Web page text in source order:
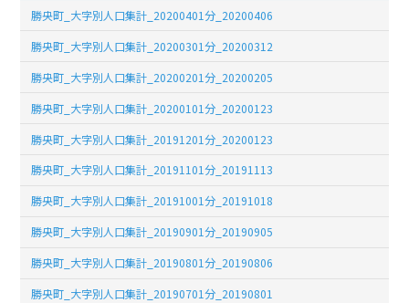
勝央町_大字別人口集計_20200401分_20200406
勝央町_大字別人口集計_20200301分_20200312
勝央町_大字別人口集計_20200201分_20200205
勝央町_大字別人口集計_20200101分_20200123
勝央町_大字別人口集計_20191201分_20200123
勝央町_大字別人口集計_20191101分_20191113
勝央町_大字別人口集計_20191001分_20191018
勝央町_大字別人口集計_20190901分_20190905
勝央町_大字別人口集計_20190801分_20190806
勝央町_大字別人口集計_20190701分_20190801